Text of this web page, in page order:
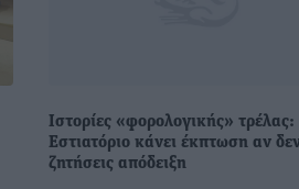
Ιστορίες «φορολογικής» τρέλας:
Εστιατόριο κάνει έκπτωση αν
ζητήσεις απόδειξη